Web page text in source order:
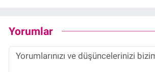
Yorumlar